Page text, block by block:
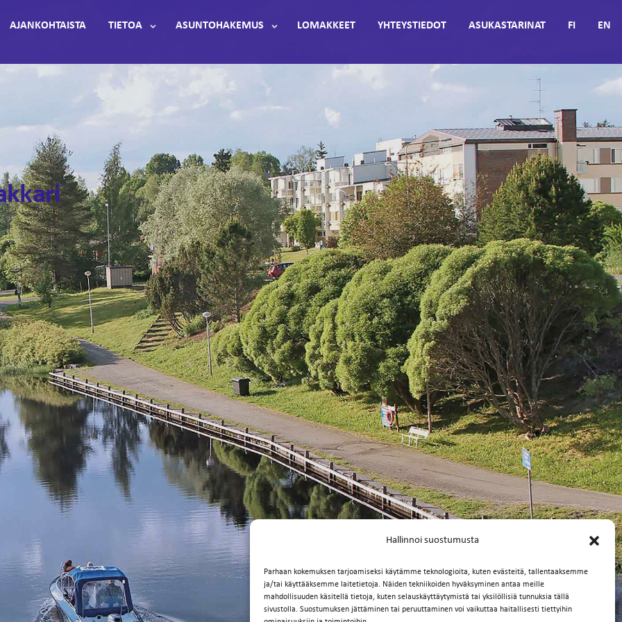
Hallinnoi suostumusta
Parhaan kokemuksen tarjoamiseksi käytämme teknologioita, kuten evästeitä, tallentaaksemme
ja/tai käyttääksemme laitetietoja. Näiden tekniikoiden hyväksyminen antaa meille
mahdollisuuden käsitellä tietoja, kuten selauskäyttäytymistä tai yksilöllisiä tunnuksia tällä
sivustolla. Suostumuksen jättäminen tai peruuttaminen voi vaikuttaa haitallisesti tiettyihin
AJANKOHTAISTA TIETOA ASUNTOHAKEMUS LOMAKKEET YHTEYSTIEDOT ASUKASTARINAT FI EN